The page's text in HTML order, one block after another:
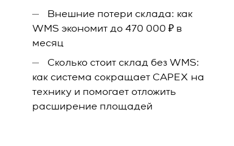
Внешние потери склада: как
WMS экономит до 470 000 ₽ в
месяц
Сколько стоит склад без WMS:
как система сокращает CAPEX на
технику и помогает отложить
расширение площадей